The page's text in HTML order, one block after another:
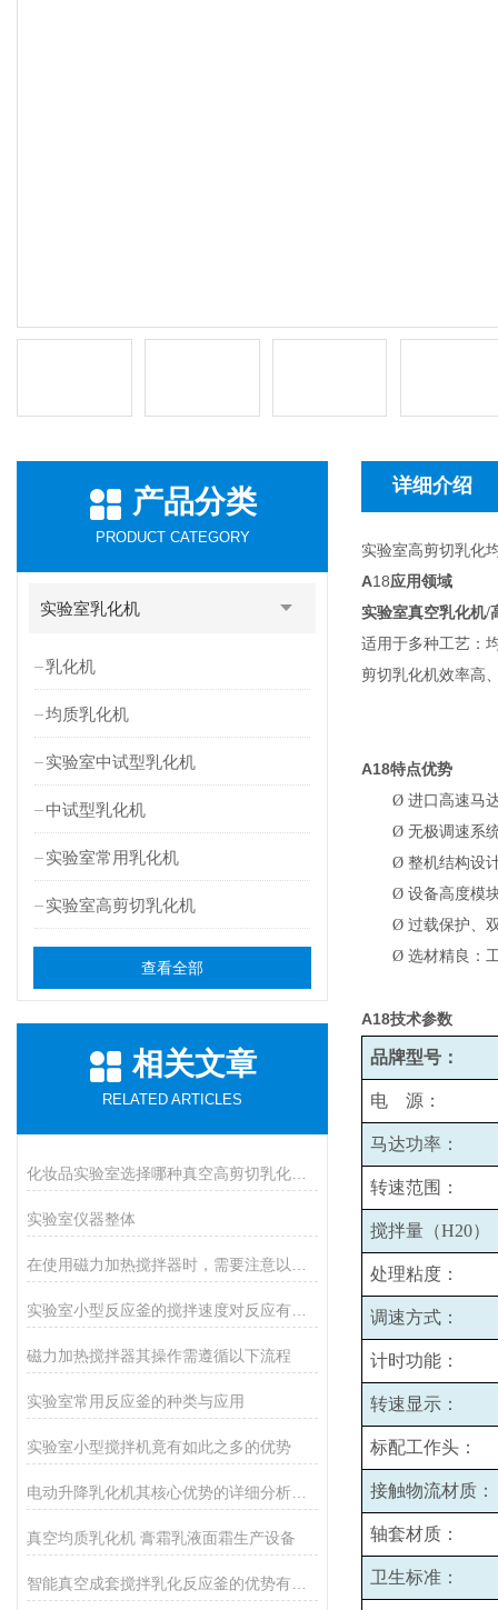
产品分类
PRODUCT CATEGORY
实验室乳化机
乳化机
均质乳化机
实验室中试型乳化机
中试型乳化机
实验室常用乳化机
实验室高剪切乳化机
查看全部
相关文章
RELATED ARTICLES
实验室仪器整体
磁力加热搅拌器其操作需遵循以下流程
实验室常用反应釜的种类与应用
实验室小型搅拌机竟有如此之多的优势
真空均质乳化机 膏霜乳液面霜生产设备
详细介绍
实验室高剪切乳化
A18应用领域
实验室真空乳化机/
适用于多种工艺：
剪切乳化机效率高
A18特点优势
Ø 进口高速马
Ø 无极调速系
Ø 整机结构设
Ø 设备高度模
Ø 过载保护、
Ø 选材精良：
A18技术参数
品牌型号：
电 源：
马达功率：
转速范围：
搅拌量（H20）
处理粘度：
调速方式：
计时功能：
转速显示：
标配工作头：
接触物流材质：
轴套材质：
卫生标准：